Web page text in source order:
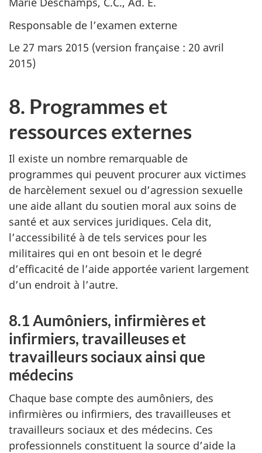
Responsable de l’examen externe
Le 27 mars 2015 (version française : 20 avril
2015)
8. Programmes et
ressources externes
Il existe un nombre remarquable de
programmes qui peuvent procurer aux victimes
de harcèlement sexuel ou d’agression sexuelle
une aide allant du soutien moral aux soins de
santé et aux services juridiques. Cela dit,
l’accessibilité à de tels services pour les
militaires qui en ont besoin et le degré
d’efficacité de l’aide apportée varient largement
d’un endroit à l’autre.
8.1Aumôniers, infirmières et
infirmiers, travailleuses et
travailleurs sociaux ainsi que
médecins
Chaque base compte des aumôniers, des
infirmières ou infirmiers, des travailleuses et
travailleurs sociaux et des médecins. Ces
professionnels constituent la source d’aide la